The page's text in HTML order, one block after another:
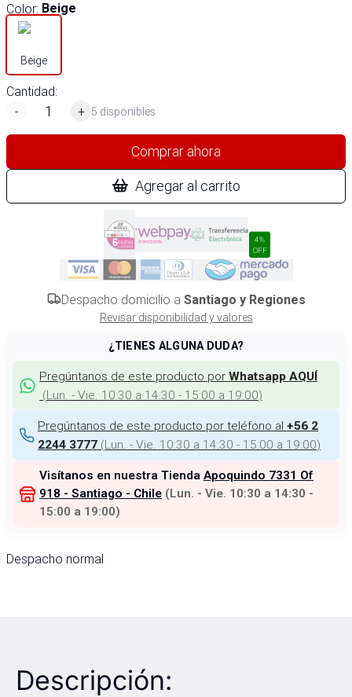
Color: Beige
Beige
Cantidad:
-
+ 5 disponibles
Comprar ahora
Agregar al carrito
4%
OFF
Despacho domicilio a Santiago y Regiones
Revisar disponibilidad y valores
¿TIENES ALGUNA DUDA?
Pregúntanos de este producto por Whatsapp AQUÍ
(Lun. - Vie. 10:30 a 14:30 - 15:00 a 19:00)
Pregúntanos de este producto por teléfono al +56 2
2244 3777 (Lun. - Vie. 10:30 a 14:30 - 15:00 a 19:00)
Visítanos en nuestra Tienda Apoquindo 7331 Of
918 - Santiago - Chile (Lun. - Vie. 10:30 a 14:30 -
15:00 a 19:00)
Despacho normal
Descripción: